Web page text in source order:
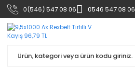
0(546) 547 08 06 0546 547 08 06